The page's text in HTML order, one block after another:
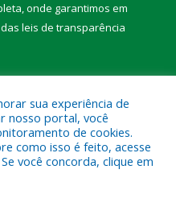
onde garantimos em
leis de transparência
Municipal de Faro.
sua experiência de
nosso portal, você
de cookies.
como isso é feito, acesse
Se você concorda, clique em